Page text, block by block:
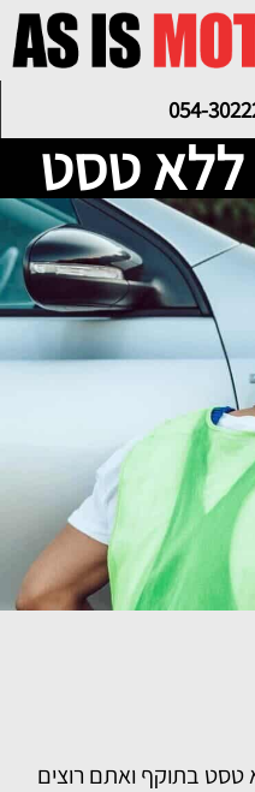
054-
ללא טסט
בתוקף ואתם רוצים